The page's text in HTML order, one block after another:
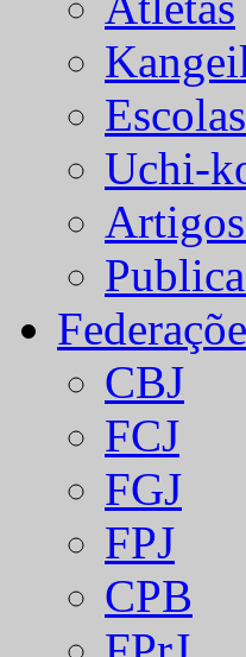
Escolas
Uchi-
CBJ
FCJ
FGJ
FPJ
CPB